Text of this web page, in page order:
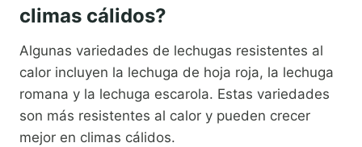
climas cálidos?
Algunas variedades de lechugas resistentes al
calor incluyen la lechuga de hoja roja, la lechuga
romana y la lechuga escarola. Estas variedades
son más resistentes al calor y pueden crecer
mejor en climas cálidos.